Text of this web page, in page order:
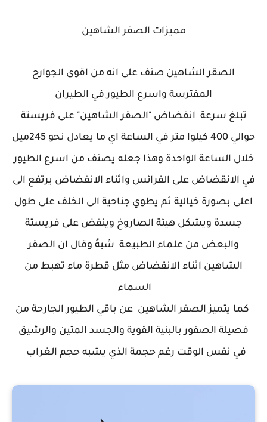
مميزات الصقر الشاهين
الصقر الشاهين صنف على انه من اقوى الجوارح
المفترسة واسرع الطيور في الطيران
تبلغ سرعة انقضاض "الصقر الشاهين" على فريستة
حوالي 400 كيلوا متر في الساعة اي ما يعادل نحو 245ميل
خلال الساعة الواحدة وهذا جعله يصنف من اسرع الطيور
في الانقضاض على الفرائس واثناء الانقضاض يرتفع الى
اعلى بصورة خيالية ثم يطوي جناحية الى الخلف على طول
جسدة ويشكل هيئة الصاروخ وينقض على فريستة
والبعض من علماء الطبيعة شبهُ وقال ان الصقر
الشاهين اثناء الانقضاض مثل قطرة ماء تهبط من
السماء
كما يتميز الصقر الشاهين عن باقي الطيور الجارحة من
فصيلة الصقور بالبنية القوية والجسد المتين والرشيق
في نفس الوقت رغم حجمة الذي يشبه حجم الغراب